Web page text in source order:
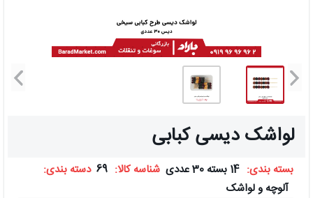
لواشک دیسی کبابی
بسته بندی: 14 بسته 30 عددی شناسه کالا: 69 دسته بندی:
آلوچه و لواشک